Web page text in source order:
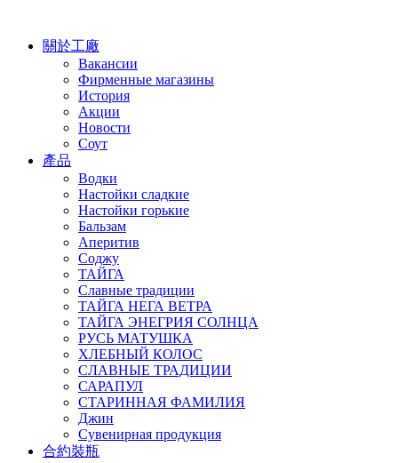
關於工廠
Вакансии
Фирменные магазины
История
Акции
Новости
Соут
產品
Водки
Настойки сладкие
Настойки горькие
Бальзам
Аперитив
Соджу
ТАЙГА
Славные традиции
ТАЙГА НЕГА ВЕТРА
ТАЙГА ЭНЕГРИЯ СОЛНЦА
РУСЬ МАТУШКА
ХЛЕБНЫЙ КОЛОС
СЛАВНЫЕ ТРАДИЦИИ
САРАПУЛ
СТАРИННАЯ ФАМИЛИЯ
Джин
Сувенирная продукция
合約裝瓶